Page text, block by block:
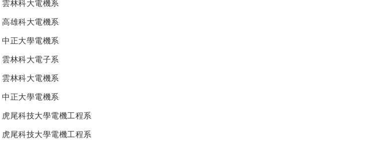
雲林科大電機系
高雄科大電機系
中正大學電機系
雲林科大電子系
雲林科大電機系
中正大學電機系
虎尾科技大學電機工程系
虎尾科技大學電機工程系